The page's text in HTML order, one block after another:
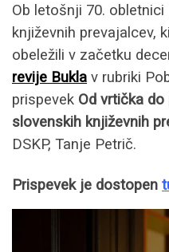
Ob letošnji 70.
književnih prevajalcev,
obeležili v začetku
revije Bukla v rubriki
prispevek Od vrtička
slovenskih književnih
DSKP, Tanje Petrič.
Prispevek je dostopen